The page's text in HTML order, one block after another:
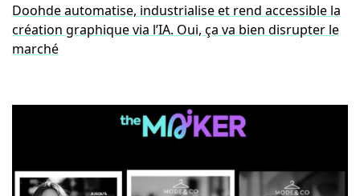
Doohde automatise, industrialise et rend accessible la
création graphique via l’IA. Oui, ça va bien disrupter le
marché